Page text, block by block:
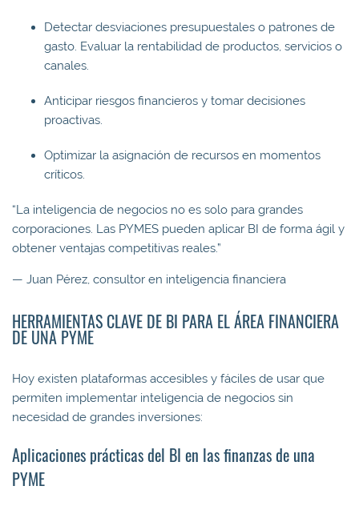
Detectar desviaciones presupuestales o patrones de
gasto. Evaluar la rentabilidad de productos, servicios o
canales.
Anticipar riesgos financieros y tomar decisiones
proactivas.
Optimizar la asignación de recursos en momentos
críticos.
“La inteligencia de negocios no es solo para grandes
corporaciones. Las PYMES pueden aplicar BI de forma ágil y
obtener ventajas competitivas reales.”
— Juan Pérez, consultor en inteligencia financiera
HERRAMIENTAS CLAVE DE BI PARA EL ÁREA FINANCIERA
DE UNA PYME
Hoy existen plataformas accesibles y fáciles de usar que
permiten implementar inteligencia de negocios sin
necesidad de grandes inversiones:
Aplicaciones prácticas del BI en las finanzas de una
PYME